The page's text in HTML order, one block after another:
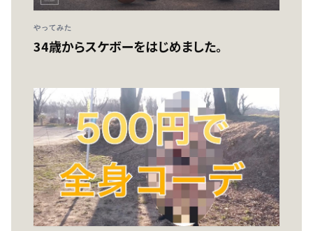
やってみた
34歳からスケボーをはじめました。